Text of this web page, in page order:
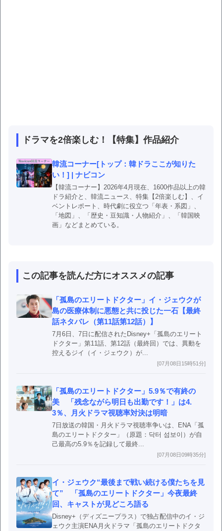
ドラマを2倍楽しむ！【特集】作品紹介
韓流コーナー[トップ：韓ドラここが知りた
い！] | ナビコン
【韓流コーナー】2026年4月現在、1600作品以上の韓
ドラ紹介と、韓流ニュース、特集【2倍楽しむ】、イ
ベントレポート、時代劇に役立つ「年表・系図」、
「地図」、「歴史・豆知識・人物紹介」、「韓国映
画」などまとめている。
この記事を読んだ方にオススメの記事
「孤島のエリートドクター」イ・ジェウクが
島の医療体制に悪態と共に投じた一石【最終
話ネタバレ（第11話第12話）】
7月6日、7日に配信されたDisney+「孤島のエリート
ドクター」第11話、第12話（最終回）では、異動を
控えるジイ（イ・ジェウク）が...
[07月08日15時51分]
「孤島のエリートドクター」5.9％で有終の
美 「残念ながら明日も出勤です！」は4.
3％、月火ドラマ視聴率対決は明暗
7日放送の韓国・月火ドラマ視聴率争いは、ENA「孤
島のエリートドクター」（原題：닥터 섬보이）が自
己最高の5.9％を記録して最終...
[07月08日09時35分]
イ・ジェウク“最後まで戦い続ける僕たちを見
て” 「孤島のエリートドクター」今夜最終
回、キャストが見どころ語る
Disney+（ディズニープラス）で独占配信中のイ・ジ
ェウク主演ENA月火ドラマ「孤島のエリートドクタ